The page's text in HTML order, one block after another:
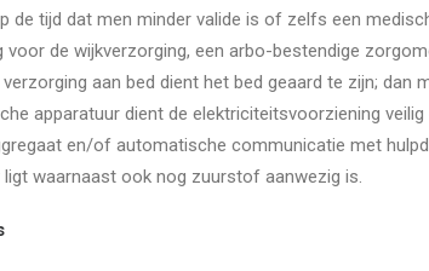
de tijd dat men minder valide is of zelfs een
de wijkverzorging, een arbo-bestendige
aan bed dient het bed geaard te zijn; dan
apparatuur dient de elektriciteitsvoorziening
en/of automatische communicatie met
waarnaast ook nog zuurstof aanwezig is.